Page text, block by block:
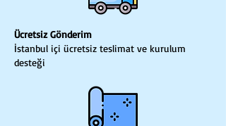
Ücretsiz Gönderim
İstanbul içi ücretsiz teslimat ve kurulum
desteği